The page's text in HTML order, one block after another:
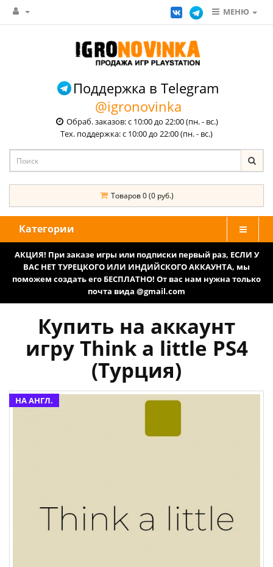
МЕНЮ
Поддержка в Telegram
@igronovinka
Обраб. заказов: с 10:00 до 22:00 (пн. - вс.)
Тех. поддержка: с 10:00 до 22:00 (пн. - вс.)
Товаров 0 (0 руб.)
Категории
АКЦИЯ! При заказе игры или подписки первый раз, ЕСЛИ У
ВАС НЕТ ТУРЕЦКОГО ИЛИ ИНДИЙСКОГО АККАУНТА, мы
поможем создать его БЕСПЛАТНО! От вас нам нужна только
почта вида @gmail.com
Купить на аккаунт
игру Think a little PS4
(Турция)
НА АНГЛ.